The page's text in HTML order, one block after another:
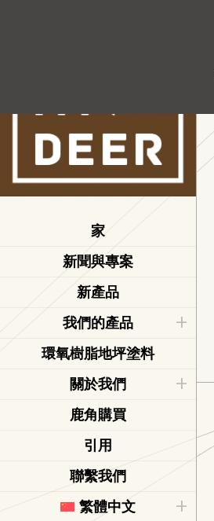
家
新聞與專案
新產品
我們的產品
環氧樹脂地坪塗料
關於我們
鹿角購買
引用
聯繫我們
繁體中文